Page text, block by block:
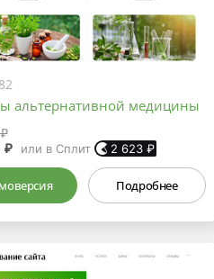
альтернативной медицины
₽ или в Сплит 2 623₽
Подробнее